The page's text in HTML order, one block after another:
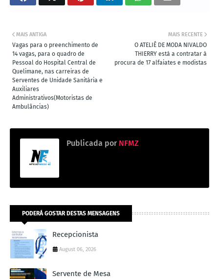
MAIS RECENTE
O ATELIÊ DE MODA NIVALDO
THIERRY está a contratar à
procura de 17 alfaiates e modistas
MAIS ANTIGA
Vagas para o preenchimento de
14 vagas, para o quadro de
Pessoal do Hospital Central de
Quelimane, nas carreiras de
Serventes de Unidade Sanitária e
Auxiliares
Administrativos(Motoristas de
Ambulâncias)
Publicada por NFMZ
PODERÁ GOSTAR DESTAS MENSAGENS
Recepcionista
August 06, 2026
Servente de Mesa